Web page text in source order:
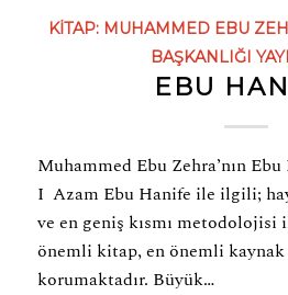
KITAP: MUHAMMED EBU
BAŞKANLIĞI
EBU
Muhammed Ebu Zehra’nın
I Azam Ebu Hanife ile ilgili;
ve en geniş kısmı metodolojisi
önemli kitap, en önemli
korumaktadır. Büyük…